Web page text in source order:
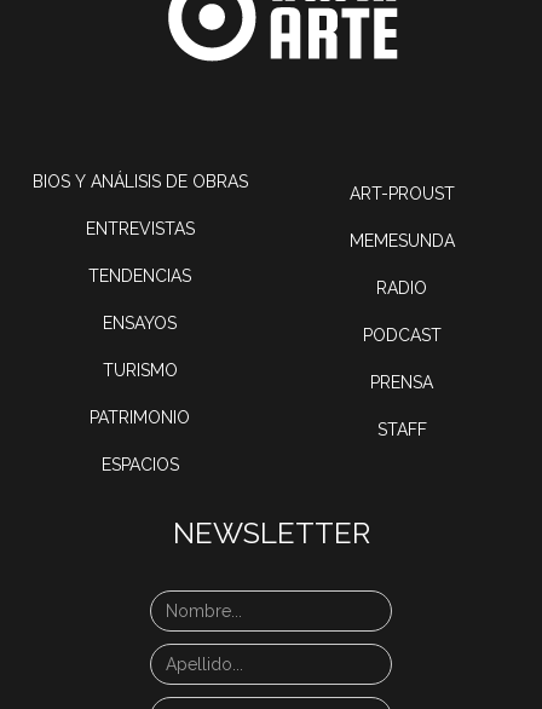
BIOS Y ANÁLISIS DE OBRAS
ENTREVISTAS
TENDENCIAS
ENSAYOS
TURISMO
PATRIMONIO
ESPACIOS
ART-PROUST
MEMESUNDA
RADIO
PODCAST
PRENSA
STAFF
NEWSLETTER